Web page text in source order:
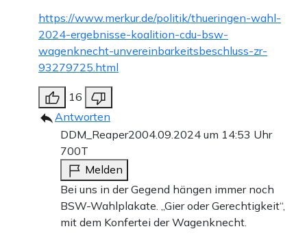
https://www.merkur.de/politik/thueringen-wahl-
2024-ergebnisse-koalition-cdu-bsw-
wagenknecht-unvereinbarkeitsbeschluss-zr-
93279725.html
16
Antworten
DDM_Reaper2004.09.2024 um 14:53 Uhr
700T
Melden
Bei uns in der Gegend hängen immer noch
BSW-Wahlplakate. „Gier oder Gerechtigkeit“,
mit dem Konfertei der Wagenknecht.